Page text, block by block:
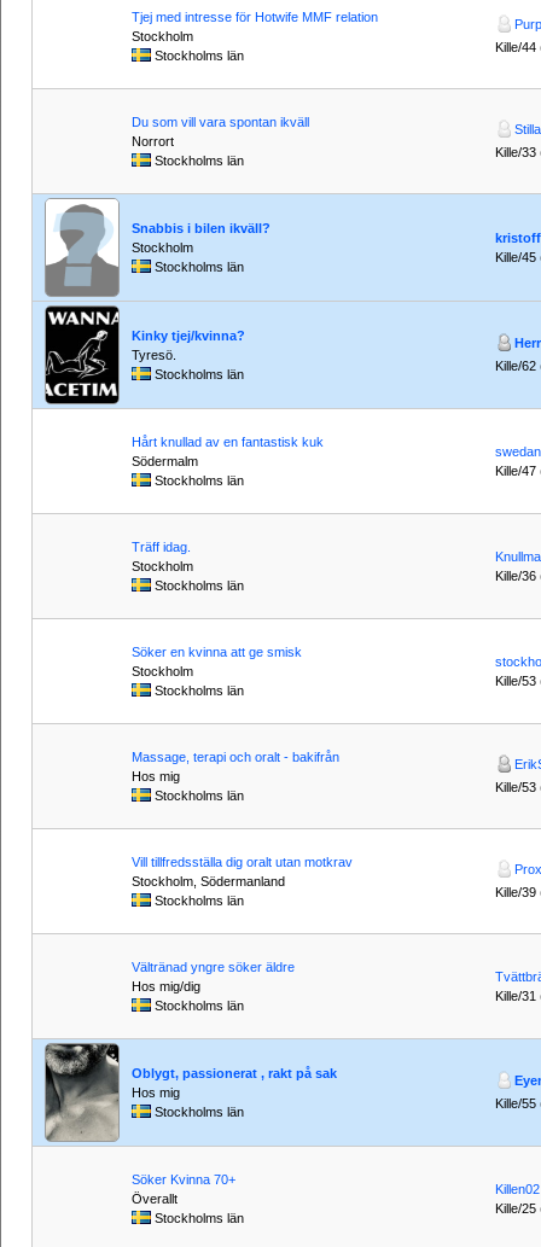
Tjej med intresse för Hotwife MMF relation
Stockholm
Stockholms län
Kille/44
Du som vill vara spontan ikväll
Norrort
Stockholms län
Kille/33
Snabbis i bilen ikväll?
Stockholm
Stockholms län
Kille/45
Kinky tjej/kvinna?
Tyresö.
Stockholms län
Kille/62
Hårt knullad av en fantastisk kuk
Södermalm
Stockholms län
Kille/47
Träff idag.
Stockholm
Stockholms län
Kille/36
Söker en kvinna att ge smisk
Stockholm
Stockholms län
Kille/53
Massage, terapi och oralt - bakifrån
Hos mig
Stockholms län
Kille/53
Vill tillfredsställa dig oralt utan motkrav
Stockholm, Södermanland
Stockholms län
Kille/39
Vältränad yngre söker äldre
Hos mig/dig
Stockholms län
Kille/31
Oblygt, passionerat , rakt på sak
Hos mig
Stockholms län
Kille/55
Söker Kvinna 70+
Överallt
Stockholms län
Killen02
Kille/25